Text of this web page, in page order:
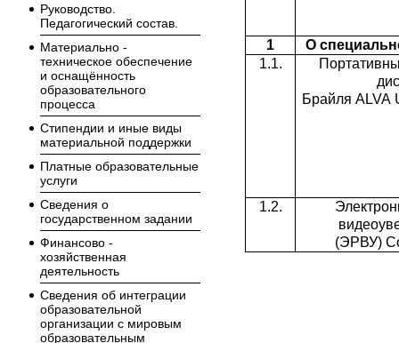
1
О
1.1.
Брайля ALVA
1.2.
(ЭРВУ)
Руководство.
Педагогический состав.
Материально -
техническое обеспечение
и оснащённость
образовательного
процесса
Стипендии и иные виды
материальной поддержки
Платные образовательные
услуги
Сведения о
государственном задании
Финансово -
хозяйственная
деятельность
Сведения об интеграции
образовательной
организации с мировым
образовательным